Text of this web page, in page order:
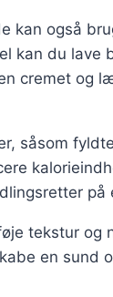
kan også
kan du lave
cremet og
såsom
på
tekstur
en sund